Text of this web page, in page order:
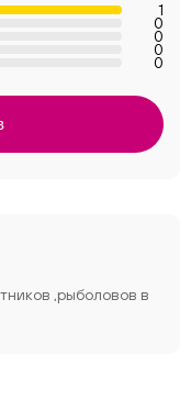
1
0
0
0
0
,рыболовов в